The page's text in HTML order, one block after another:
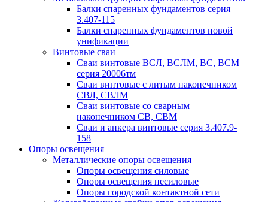
Балки спаренных фундаментов серия
3.407-115
Балки спаренных фундаментов новой
унификации
Винтовые сваи
Сваи винтовые ВСЛ, ВСЛМ, ВС, ВСМ
серия 20006тм
Сваи винтовые с литым наконечником
СВЛ, СВЛМ
Сваи винтовые со сварным
наконечником СВ, СВМ
Сваи и анкера винтовые серия 3.407.9-
158
Опоры освещения
Металлические опоры освещения
Опоры освещения силовые
Опоры освещения несиловые
Опоры городской контактной сети